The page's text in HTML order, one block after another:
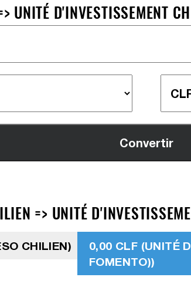
UNITÉ D'INVESTISSEMENT
=> UNITÉ
CHILIEN)
0,00 CLF (UNITÉ
FOMENTO))